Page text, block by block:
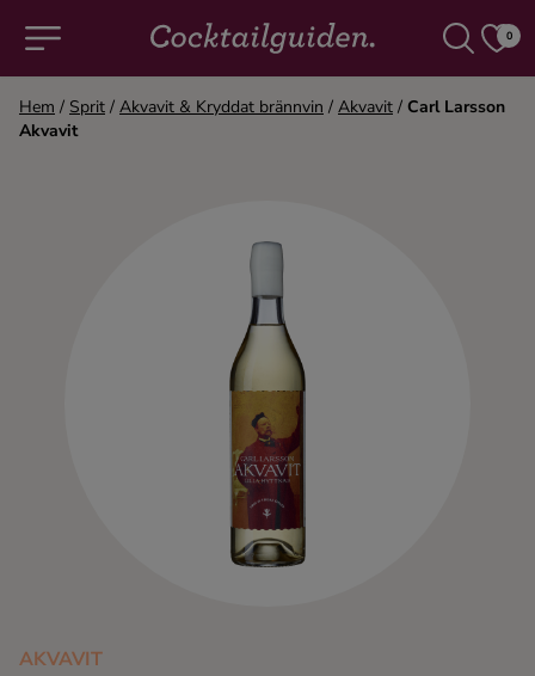
0
COCKTAILS & DRINKAR
Hem / Sprit / Akvavit & Kryddat brännvin / Akvavit / Carl Larsson
Akvavit
AKVAVIT